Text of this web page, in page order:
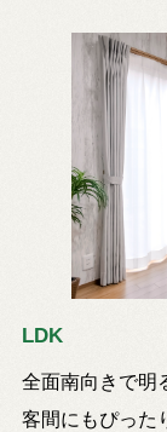
LDK
全面南向きで明
客間にもぴった